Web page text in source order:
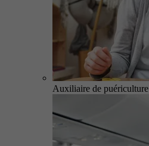
Auxiliaire de puériculture